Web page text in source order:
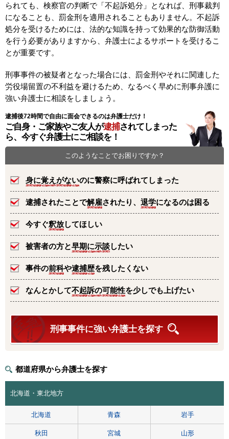
られても、検察官の判断で「不起訴処分」となれば、刑事裁判
になることも、罰金刑を適用されることもありません。不起訴
処分を受けるためには、法的な知識を持って効果的な防御活動
を行う必要がありますから、弁護士によるサポートを受けるこ
とが重要です。
刑事事件の被疑者となった場合には、罰金刑やそれに関連した
労役場留置の不利益を避けるため、なるべく早めに刑事弁護に
強い弁護士に相談をしましょう。
逮捕後72時間で自由に面会できるのは弁護士だけ！
ご自身・ご家族やご友人が逮捕されてしまった
ら、今すぐ弁護士にご相談を！
このようなことでお困りですか？
身に覚えがないのに警察に呼ばれてしまった
逮捕されたことで解雇されたり、 退学になるのは困る
今すぐ釈放してほしい
被害者の方と早期に示談したい
事件の前科や逮捕歴を残したくない
なんとかして不起訴の可能性を少しでも上げたい
刑事事件に強い弁護士を探す
都道府県から弁護士を探す
北海道・東北地方
北海道 青森 岩手
秋田 宮城 山形